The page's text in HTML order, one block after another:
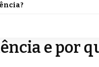
e por